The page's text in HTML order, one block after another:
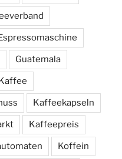
Guatemala
Kaffeekapseln
Kaffeepreis
Koffein